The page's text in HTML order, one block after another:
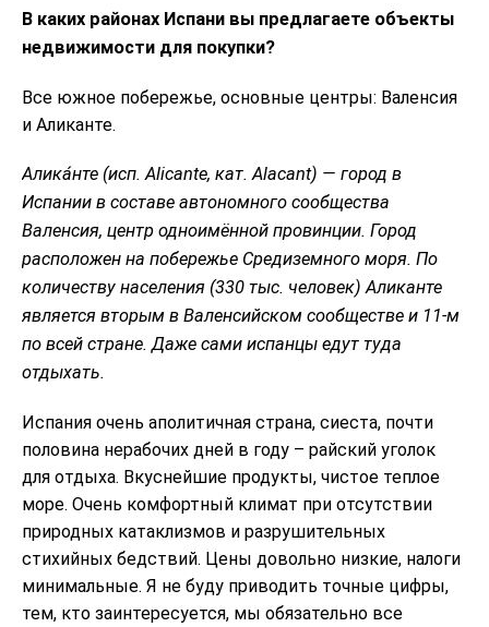
В каких районах Испани вы предлагаете объекты
недвижимости для покупки?
Все южное побережье, основные центры: Валенсия
и Аликанте.
Алика́нте (исп. Alicante, кат. Alacant) — город в
Испании в составе автономного сообщества
Валенсия, центр одноимённой провинции. Город
расположен на побережье Средиземного моря. По
количеству населения (330 тыс. человек) Аликанте
является вторым в Валенсийском сообществе и 11-м
по всей стране. Даже сами испанцы едут туда
отдыхать.
Испания очень аполитичная страна, сиеста, почти
половина нерабочих дней в году – райский уголок
для отдыха. Вкуснейшие продукты, чистое теплое
море. Очень комфортный климат при отсутствии
природных катаклизмов и разрушительных
стихийных бедствий. Цены довольно низкие, налоги
минимальные. Я не буду приводить точные цифры,
тем, кто заинтересуется, мы обязательно все